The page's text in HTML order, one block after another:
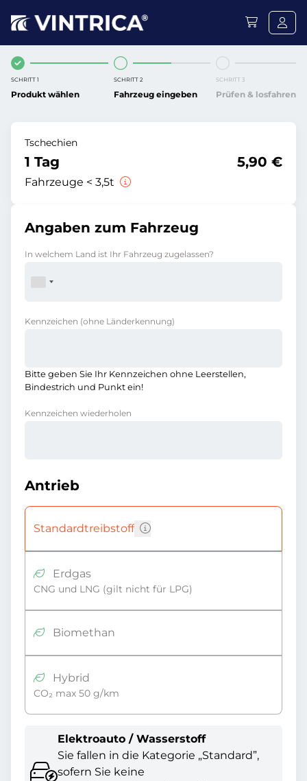
SCHRITT 1
Produkt wählen
SCHRITT 2
Fahrzeug eingeben
SCHRITT 3
Prüfen & losfahren
Tschechien
1 Tag
Fahrzeuge < 3,5t
5,90 €
Angaben zum Fahrzeug
In welchem Land ist Ihr Fahrzeug zugelassen?
Kennzeichen (ohne Länderkennung)
Bitte geben Sie Ihr Kennzeichen ohne Leerstellen,
Bindestrich und Punkt ein!
Kennzeichen wiederholen
Antrieb
Standardtreibstoff
Erdgas
CNG und LNG (gilt nicht für LPG)
Biomethan
Hybrid
CO₂ max 50 g/km
Elektroauto / Wasserstoff
Sie fallen in die Kategorie „Standard”,
sofern Sie keine